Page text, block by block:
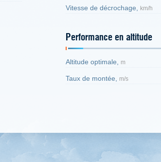
Vitesse de décrochage, km/h
Performance en altitude
Altitude optimale, m
Taux de montée, m/s